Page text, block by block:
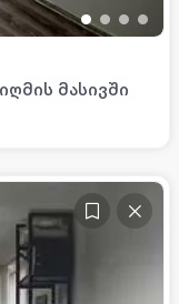
• • • •
მასივში